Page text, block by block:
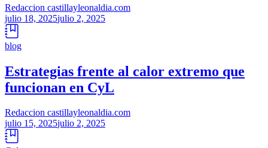
Redaccion castillayleonaldia.com
julio 18, 2025julio 2, 2025
blog
Estrategias frente al calor extremo que
funcionan en CyL
Redaccion castillayleonaldia.com
julio 15, 2025julio 2, 2025